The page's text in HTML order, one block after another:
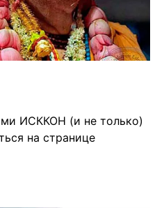
ИСККОН (и не только)
на странице